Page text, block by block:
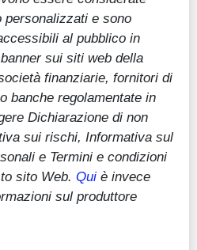
e sono
al pubblico in
sui siti web della
finanziarie, fornitori di
banche regolamentate in
Dichiarazione di non
sui rischi, Informativa sul
e Termini e condizioni
sito Web. Qui è invece
sul produttore